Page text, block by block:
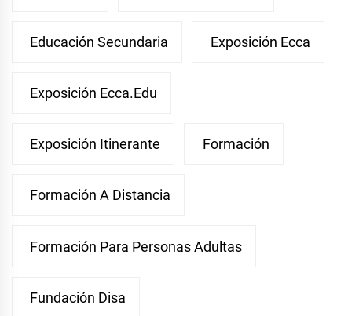
Educación Secundaria Exposición Ecca
Exposición Ecca.edu
Exposición Itinerante Formación
Formación A Distancia
Formación Para Personas Adultas
Fundación Disa